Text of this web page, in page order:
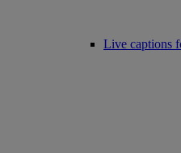
Live captions